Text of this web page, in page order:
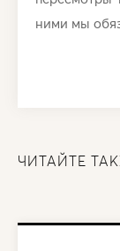
ними мы
ЧИТАЙТЕ